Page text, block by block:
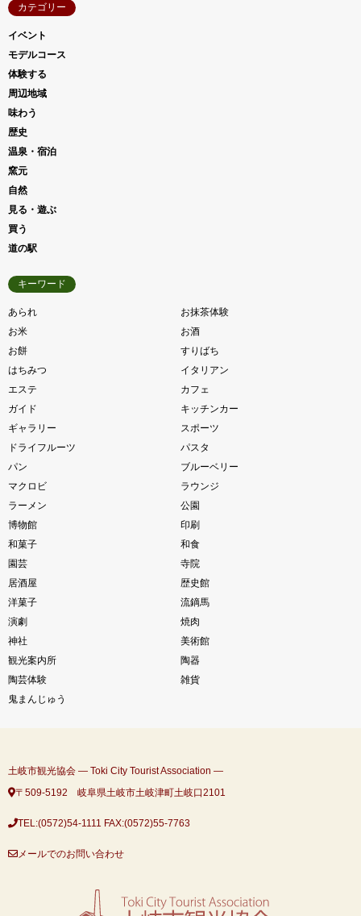
カテゴリー
イベント
モデルコース
体験する
周辺地域
味わう
歴史
温泉・宿泊
窯元
自然
見る・遊ぶ
買う
道の駅
キーワード
あられ
お抹茶体験
お米
お酒
お餅
すりばち
はちみつ
イタリアン
エステ
カフェ
ガイド
キッチンカー
ギャラリー
スポーツ
ドライフルーツ
パスタ
パン
ブルーベリー
マクロビ
ラウンジ
ラーメン
公園
博物館
印刷
和菓子
和食
園芸
寺院
居酒屋
歴史館
洋菓子
流鏑馬
演劇
焼肉
神社
美術館
観光案内所
陶器
陶芸体験
雑貨
鬼まんじゅう
土岐市観光協会 ― Toki City Tourist Association ―
〒509-5192 岐阜県土岐市土岐津町土岐口2101
TEL:(0572)54-1111 FAX:(0572)55-7763
メールでのお問い合わせ